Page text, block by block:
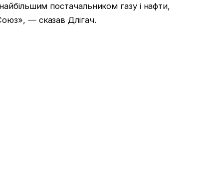
постачальником газу і нафти,
— сказав Длігач.